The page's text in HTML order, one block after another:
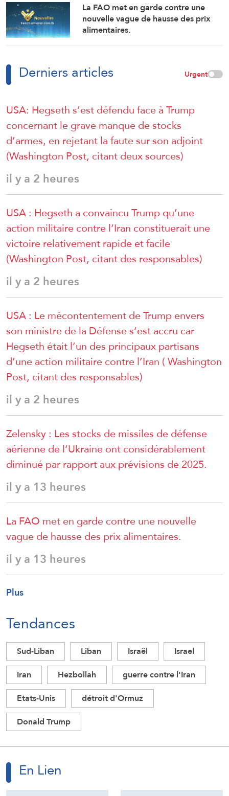
La FAO met en garde contre une
nouvelle vague de hausse des prix
alimentaires.
Derniers articles Urgent
USA: Hegseth s’est défendu face à Trump
concernant le grave manque de stocks
d’armes, en rejetant la faute sur son adjoint
(Washington Post, citant deux sources)
il y a 2 heures
USA : Hegseth a convaincu Trump qu’une
action militaire contre l’Iran constituerait une
victoire relativement rapide et facile
(Washington Post, citant des responsables)
il y a 2 heures
USA : Le mécontentement de Trump envers
son ministre de la Défense s’est accru car
Hegseth était l’un des principaux partisans
d’une action militaire contre l’Iran ( Washington
Post, citant des responsables)
il y a 2 heures
Zelensky : Les stocks de missiles de défense
aérienne de l’Ukraine ont considérablement
diminué par rapport aux prévisions de 2025.
il y a 13 heures
La FAO met en garde contre une nouvelle
vague de hausse des prix alimentaires.
il y a 13 heures
Plus
Tendances
Sud-Liban Liban Israël
Israel
Iran
Hezbollah
guerre contre l'Iran
Etats-Unis
détroit d'Ormuz
Donald Trump
En Lien